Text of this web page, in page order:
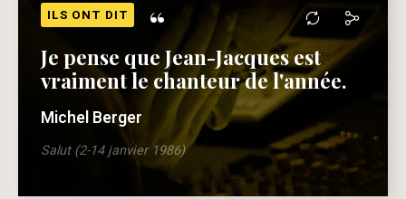
ILS ONT DIT “
Je pense que Jean-Jacques est
vraiment le chanteur de l'année.
Michel Berger
Salut (2-14 janvier 1986)